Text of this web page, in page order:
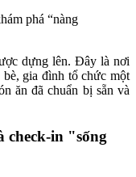
dựng lên. Đây là nơi
gia đình tổ chức một
ăn đã chuẩn bị sẵn và
check-in "sống